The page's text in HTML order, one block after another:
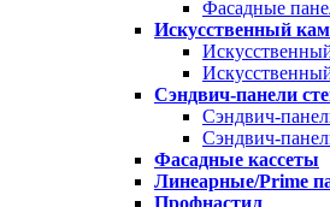
Фасадные
Искусственный
Сэндвич-панели
Сэндвич-
Сэндвич-
Фасадные кассеты
Линеарные/Prime
Профнастил